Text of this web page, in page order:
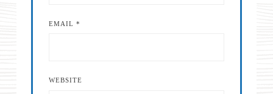
EMAIL *
WEBSITE